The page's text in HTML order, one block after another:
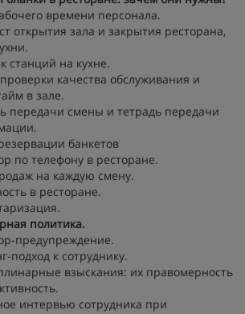
времени персонала.
открытия зала и закрытия ресторана,
станций на кухне.
качества обслуживания и
в зале.
передачи смены и тетрадь передачи
банкетов
по телефону в ресторане.
на каждую смену.
в ресторане.
политика.
предупреждение.
подход к сотруднику.
взыскания: их правомерность
интервью сотрудника при